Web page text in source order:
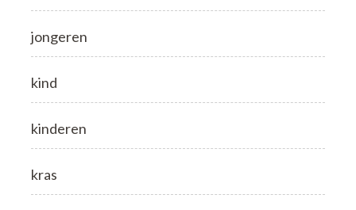
jongeren
kind
kinderen
kras